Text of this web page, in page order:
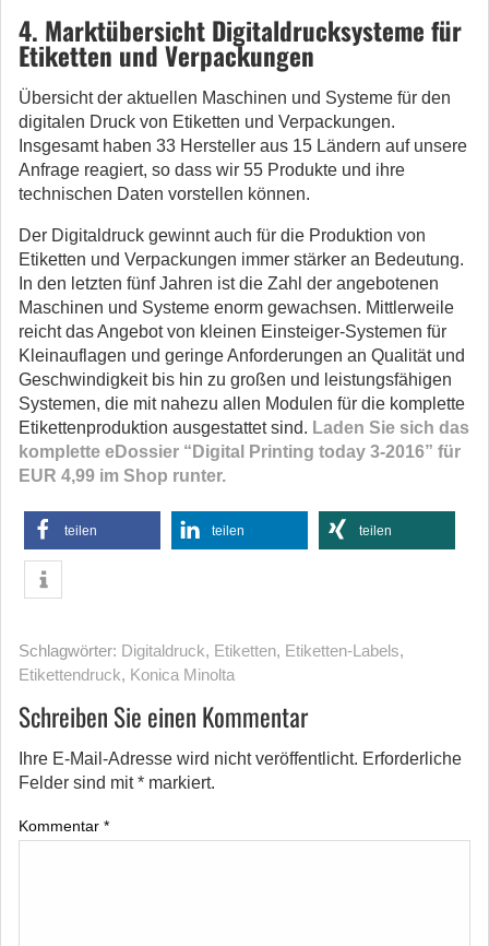
4. Marktübersicht Digitaldrucksysteme für
Etiketten und Verpackungen
Übersicht der aktuellen Maschinen und Systeme für den
digitalen Druck von Etiketten und Verpackungen.
Insgesamt haben 33 Hersteller aus 15 Ländern auf unsere
Anfrage reagiert, so dass wir 55 Produkte und ihre
technischen Daten vorstellen können.
Der Digitaldruck gewinnt auch für die Produktion von
Etiketten und Verpackungen immer stärker an Bedeutung.
In den letzten fünf Jahren ist die Zahl der angebotenen
Maschinen und Systeme enorm gewachsen. Mittlerweile
reicht das Angebot von kleinen Einsteiger-Systemen für
Kleinauflagen und geringe Anforderungen an Qualität und
Geschwindigkeit bis hin zu großen und leistungsfähigen
Systemen, die mit nahezu allen Modulen für die komplette
Etikettenproduktion ausgestattet sind. Laden Sie sich das
komplette eDossier “Digital Printing today 3-2016” für
EUR 4,99 im Shop runter.
teilen teilen teilen
Schlagwörter: Digitaldruck, Etiketten, Etiketten-Labels,
Etikettendruck, Konica Minolta
Schreiben Sie einen Kommentar
Ihre E-Mail-Adresse wird nicht veröffentlicht. Erforderliche
Felder sind mit* markiert.
Kommentar *